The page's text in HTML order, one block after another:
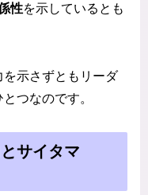
性を示しているとも
示さずともリーダ
つなのです。
サイタマ